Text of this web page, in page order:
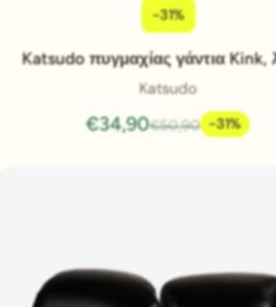
Pridať do košíka
-31%
Katsudo πυγμαχίας γάντια Kink,
Katsudo
€34,90€50,90 -31%